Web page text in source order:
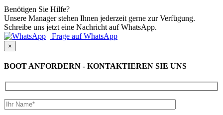
Benötigen Sie Hilfe?
Unsere Manager stehen Ihnen jederzeit gerne zur Verfügung.
Schreibe uns jetzt eine Nachricht auf WhatsApp.
Frage auf WhatsApp
×
BOOT ANFORDERN - KONTAKTIEREN SIE UNS